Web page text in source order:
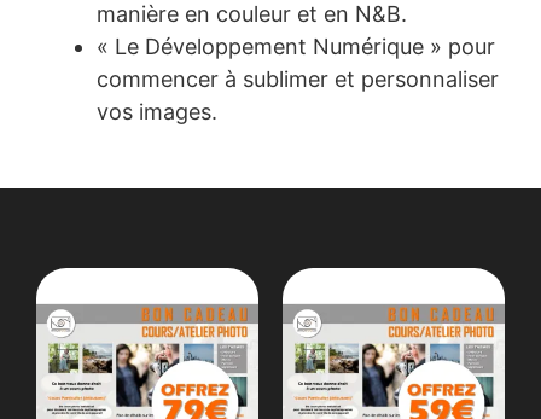
manière en couleur et en N&B.
« Le Développement Numérique » pour
commencer à sublimer et personnaliser
vos images.